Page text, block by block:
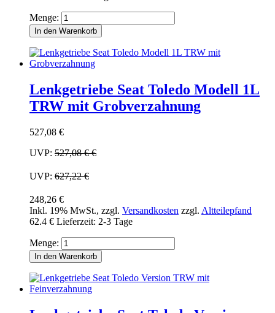
Menge:
In den Warenkorb
Lenkgetriebe Seat Toledo Modell 1L
TRW mit Grobverzahnung
527,08 €
UVP: 527,08 €€
UVP: 627,22 €
248,26 €
Inkl. 19% MwSt., zzgl. Versandkosten zzgl. Altteilepfand
62.4 € Lieferzeit: 2-3 Tage
Menge:
In den Warenkorb